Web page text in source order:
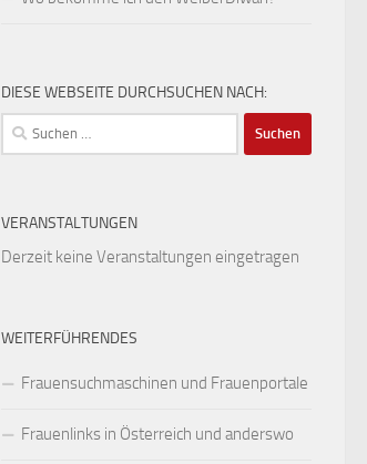
DIESE WEBSEITE DURCHSUCHEN NACH:
Suchen
nach:
VERANSTALTUNGEN
Derzeit keine Veranstaltungen eingetragen
WEITERFÜHRENDES
Frauensuchmaschinen und Frauenportale
Frauenlinks in Österreich und anderswo